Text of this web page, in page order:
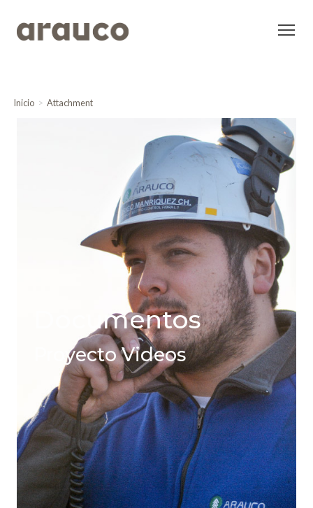
Inicio Attachment
Documentos
Proyecto Videos